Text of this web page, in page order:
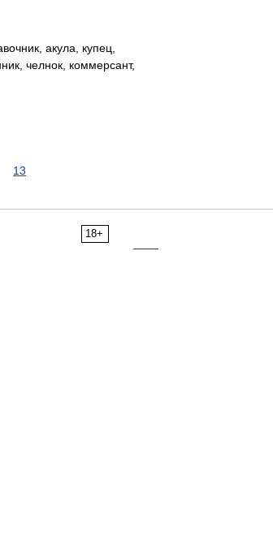
акула, купец,
челнок, коммерсант,
13
18+